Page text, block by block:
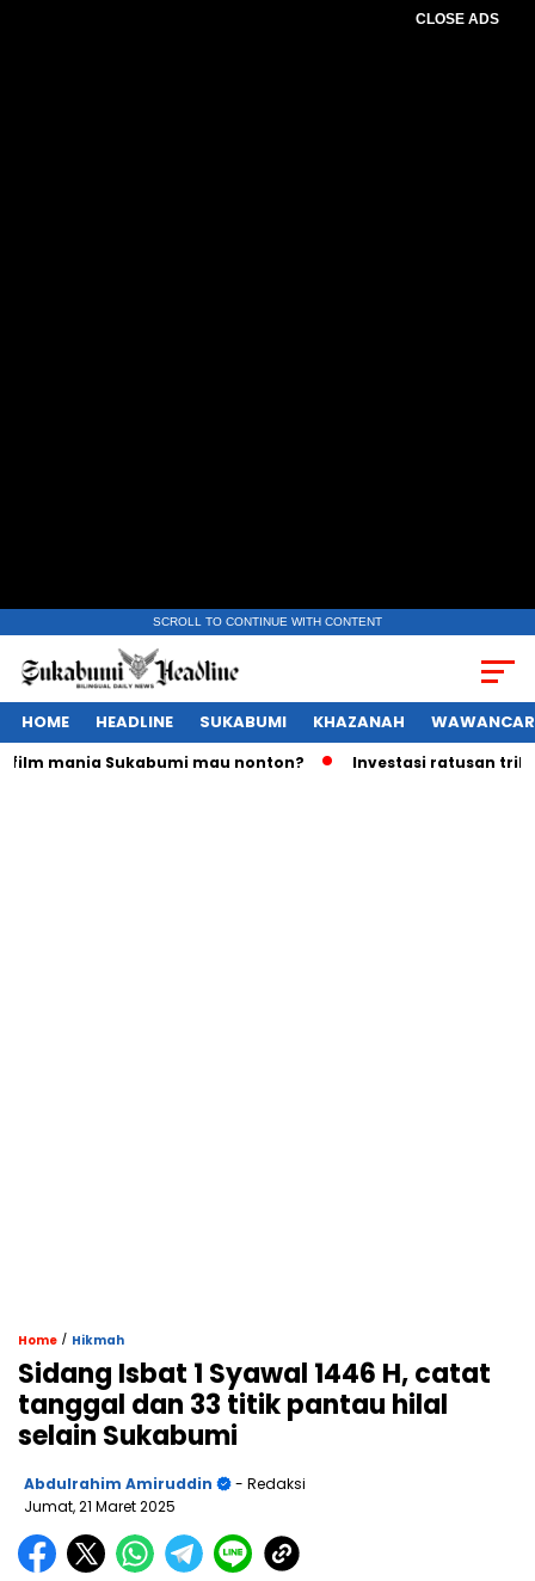
CLOSE ADS
SCROLL TO CONTINUE WITH CONTENT
HOME HEADLINE SUKABUMI KHAZANAH
Sukabumi mau nonton? Investasi ratusan triliun
Home / Hikmah
Sidang Isbat 1 Syawal 1446 H, catat
tanggal dan 33 titik pantau hilal
selain Sukabumi
Abdulrahim Amiruddin
- Redaksi
Jumat, 21 Maret 2025